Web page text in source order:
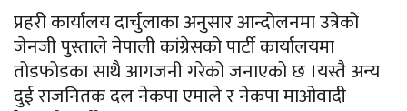
प्रहरी कार्यालय दार्चुलाका अनुसार आन्दोलनमा उत्रेको
जेनजी पुस्ताले नेपाली कांग्रेसको पार्टी कार्यालयमा
तोडफोडका साथै आगजनी गरेको जनाएको छ ।यस्तै अन्य
दुई राजनितक दल नेकपा एमाले र नेकपा माओवादी